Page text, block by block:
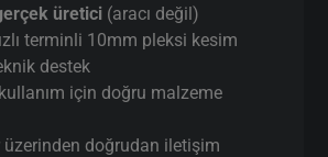
üretici (aracı değil)
terminli 10mm pleksi kesim
destek
için doğru malzeme
üzerinden doğrudan iletişim